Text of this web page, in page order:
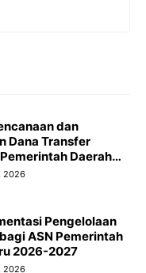
dan
Dana Transfer
Daerah
2026
Pengelolaan
ASN Pemerintah
2026-2027
2026